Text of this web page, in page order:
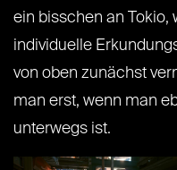
ein bisschen an Tokio,
individuelle
von oben zunächst
man erst, wenn man
unterwegs ist.